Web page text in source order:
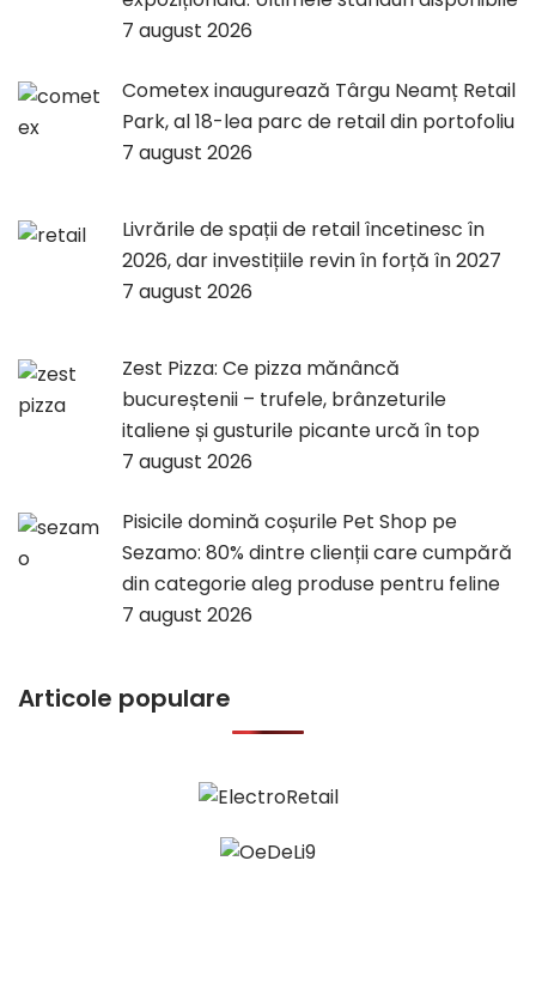
7 august 2026
Cometex inaugurează Târgu Neamț Retail
Park, al 18-lea parc de retail din portofoliu
7 august 2026
Livrările de spații de retail încetinesc în
2026, dar investițiile revin în forță în 2027
7 august 2026
Zest Pizza: Ce pizza mănâncă
bucureștenii – trufele, brânzeturile
italiene și gusturile picante urcă în top
7 august 2026
Pisicile domină coșurile Pet Shop pe
Sezamo: 80% dintre clienții care cumpără
din categorie aleg produse pentru feline
7 august 2026
Articole populare